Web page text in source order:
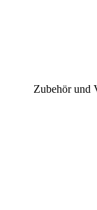
Zubehör und